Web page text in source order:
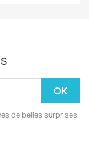
de belles surprises